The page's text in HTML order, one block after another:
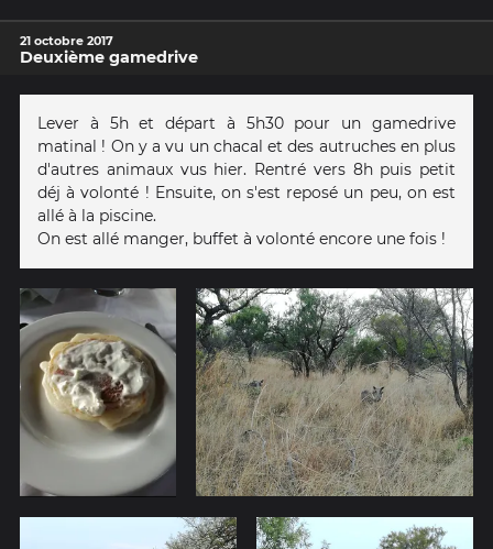
21 octobre 2017
Deuxième gamedrive
Lever à 5h et départ à 5h30 pour un gamedrive
matinal ! On y a vu un chacal et des autruches en plus
d'autres animaux vus hier. Rentré vers 8h puis petit
déj à volonté ! Ensuite, on s'est ️reposé un peu, on est
allé à la piscine.
On est allé manger, buffet à volonté encore une fois !